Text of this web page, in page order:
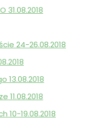
31.08.2018
24-26.08.2018
13.08.2018
11.08.2018
10-19.08.2018